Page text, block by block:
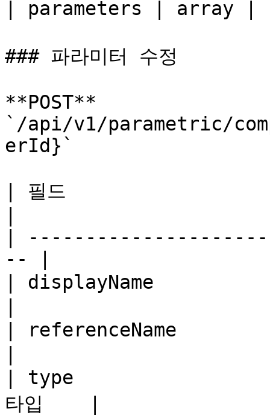
| parameters | array |
### 파라미터 수정
**POST**
`/api/v1/parametric/
erId}`
| 필드
|
-- |
| displayName
| referenceName
| type                  |
타입    |